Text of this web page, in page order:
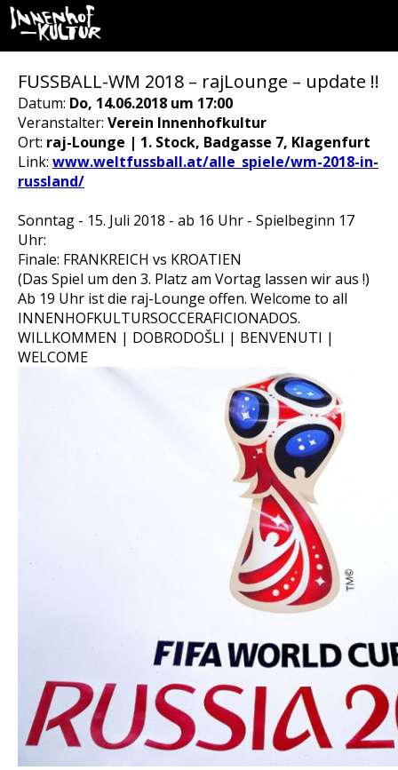
FUSSBALL-WM 2018 – rajLounge – update !!
Datum: Do, 14.06.2018 um 17:00
Veranstalter: Verein Innenhofkultur
Ort: raj-Lounge | 1. Stock, Badgasse 7, Klagenfurt
Link: www.weltfussball.at/alle_spiele/wm-2018-in-
russland/
Sonntag - 15. Juli 2018 - ab 16 Uhr - Spielbeginn 17
Uhr:
Finale: FRANKREICH vs KROATIEN
(Das Spiel um den 3. Platz am Vortag lassen wir aus !)
Ab 19 Uhr ist die raj-Lounge offen. Welcome to all
INNENHOFKULTURSOCCERAFICIONADOS.
WILLKOMMEN | DOBRODOŠLI | BENVENUTI |
WELCOME